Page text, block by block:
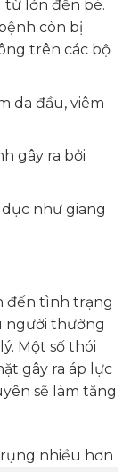
lớn đến bé.
còn bị
trên các bộ
da đầu, viêm
gây ra bởi
như giang
đến tình trạng
người thường
Một số thói
gây ra áp lực
sẽ làm tăng